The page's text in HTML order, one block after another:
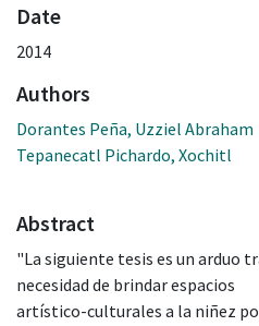
Date
2014
Authors
Dorantes Peña, Uzziel Abraham
Tepanecatl Pichardo, Xochitl
Abstract
"La siguiente tesis es un arduo
necesidad de brindar espacios
artístico-culturales a la niñez